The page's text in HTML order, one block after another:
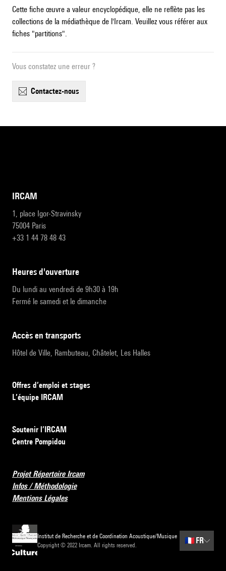
Cette fiche œuvre a valeur encyclopédique, elle ne reflète pas les
collections de la médiathèque de l'Ircam. Veuillez vous référer aux
fiches "partitions".
Vous constatez une erreur ?
contactez-nous
IRCAM
1, place Igor-Stravinsky
75004 Paris
+33 1 44 78 48 43
heures d'ouverture
Du lundi au vendredi de 9h30 à 19h
Fermé le samedi et le dimanche
accès en transports
Hôtel de Ville, Rambuteau, Châtelet, Les Halles
Offres d’emploi et stages
L’équipe IRCAM
Soutenir l’IRCAM
Centre Pompidou
Projet Répertoire Ircam
Infos / Méthodologie
Mentions Légales
Institut de Recherche et de Coordination Acoustique/Musique
Copyright © 2022 Ircam. All rights reserved.
🇫🇷 FR